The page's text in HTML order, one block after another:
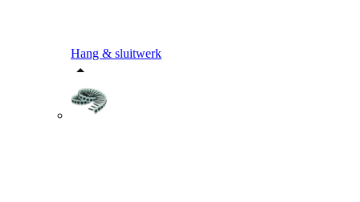
Hang & sluitwerk